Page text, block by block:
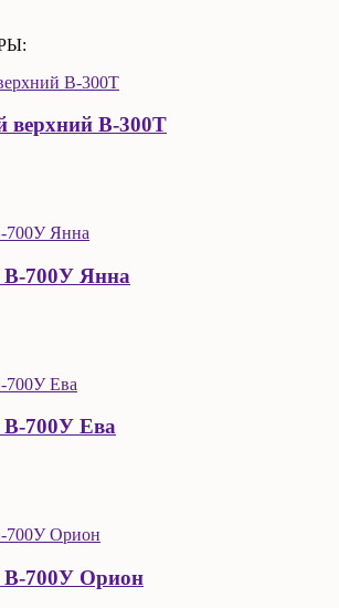
верхний В-300Т
700У Янна
700У Ева
700У Орион